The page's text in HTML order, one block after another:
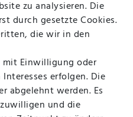
Freitag
zu analysieren. Die
durch gesetzte Cookies.
die wir in den
Einwilligung oder
erfolgen. Die
abgelehnt werden. Es
und die